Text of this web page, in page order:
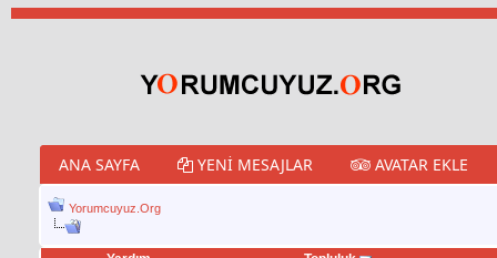
ANA SAYFA YENI MESAJLAR AVATAR EKLE
Yorumcuyuz.Org